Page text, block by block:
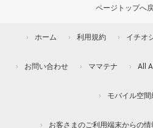
ページトップへ
ホーム 利用規約 イチオ
お問い合わせ ママテナ All
モバイル空間
お客さまのご利用端末からの